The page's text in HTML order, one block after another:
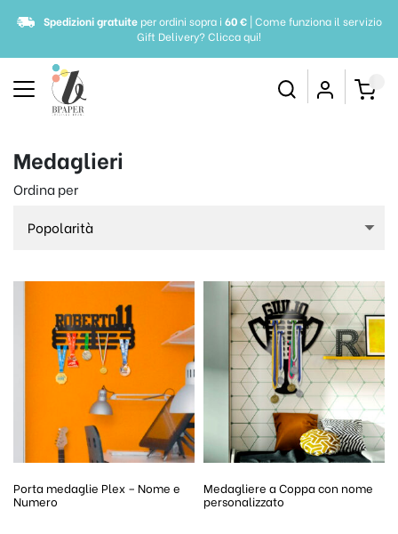
Spedizioni gratuiteper ordini sopra i 60 €| Come funziona il servizio
Gift Delivery?Clicca qui!
Medaglieri
Ordina per
Porta medaglie Plex – Nome e
Numero
Medagliere a Coppa con nome
personalizzato